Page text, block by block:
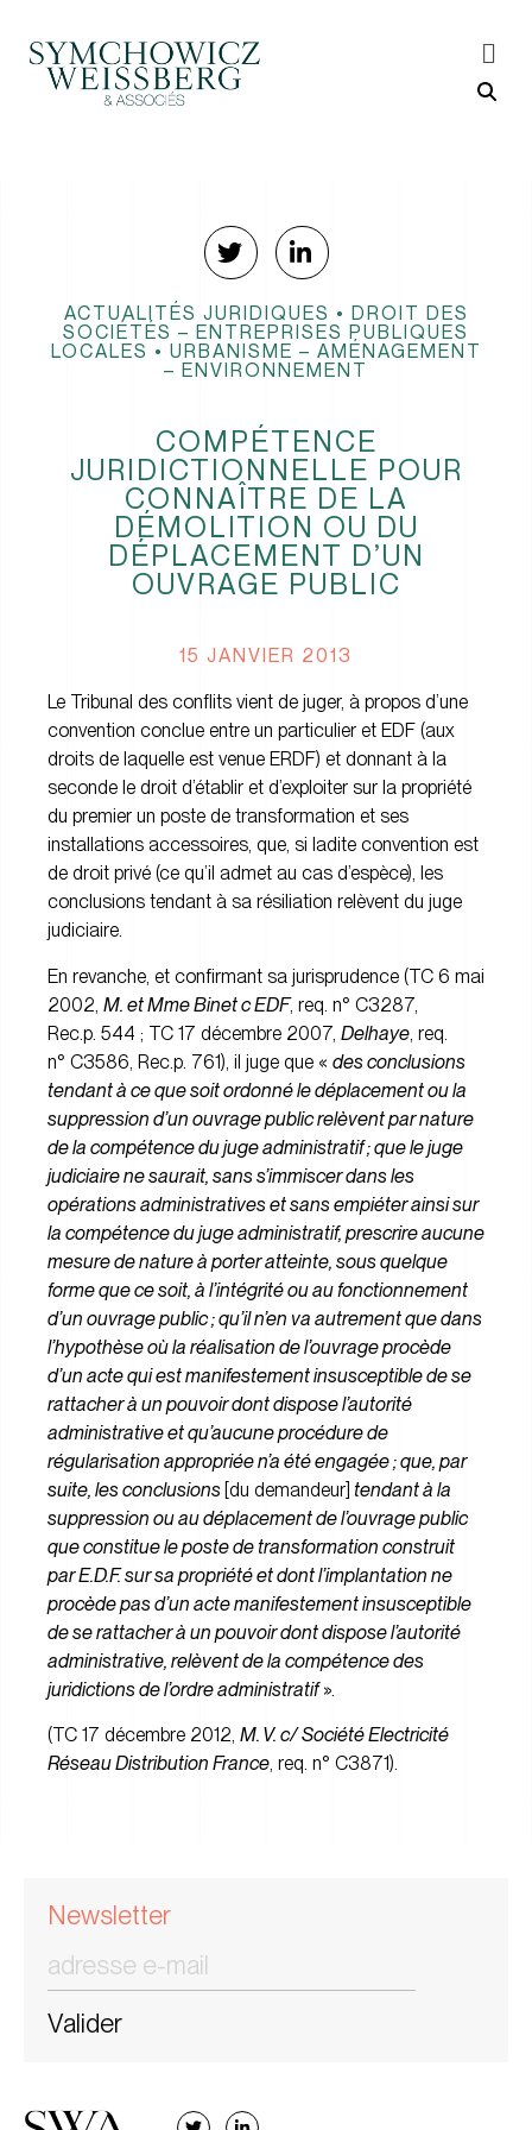
ACTUALITÉS JURIDIQUES • DROIT DES
SOCIÉTÉS – ENTREPRISES PUBLIQUES
LOCALES • URBANISME – AMÉNAGEMENT
– ENVIRONNEMENT
COMPÉTENCE
JURIDICTIONNELLE POUR
CONNAÎTRE DE LA
DÉMOLITION OU DU
DÉPLACEMENT D’UN
OUVRAGE PUBLIC
15 JANVIER 2013
Le Tribunal des conflits vient de juger, à propos d’une
convention conclue entre un particulier et EDF (aux
droits de laquelle est venue ERDF) et donnant à la
seconde le droit d’établir et d’exploiter sur la propriété
du premier un poste de transformation et ses
installations accessoires, que, si ladite convention est
de droit privé (ce qu’il admet au cas d’espèce), les
conclusions tendant à sa résiliation relèvent du juge
judiciaire.
En revanche, et confirmant sa jurisprudence (TC 6 mai
2002, M. et Mme Binet c EDF, req. n° C3287,
Rec.p. 544 ; TC 17 décembre 2007, Delhaye , req.
n° C3586, Rec.p. 761), il juge que « des conclusions
tendant à ce que soit ordonné le déplacement ou la
suppression d’un ouvrage public relèvent par nature
de la compétence du juge administratif ; que le juge
judiciaire ne saurait, sans s’immiscer dans les
opérations administratives et sans empiéter ainsi sur
la compétence du juge administratif, prescrire aucune
mesure de nature à porter atteinte, sous quelque
forme que ce soit, à l’intégrité ou au fonctionnement
d’un ouvrage public ; qu’il n’en va autrement que dans
l’hypothèse où la réalisation de l’ouvrage procède
d’un acte qui est manifestement insusceptible de se
rattacher à un pouvoir dont dispose l’autorité
administrative et qu’aucune procédure de
régularisation appropriée n’a été engagée ; que, par
suite, les conclusions [du demandeur] tendant à la
suppression ou au déplacement de l’ouvrage public
que constitue le poste de transformation construit
par E.D.F. sur sa propriété et dont l’implantation ne
procède pas d’un acte manifestement insusceptible
de se rattacher à un pouvoir dont dispose l’autorité
administrative, relèvent de la compétence des
juridictions de l’ordre administratif».
(TC 17 décembre 2012, M. V. c/ Société Electricité
Réseau Distribution France, req. n° C3871).
Newsletter
Valider